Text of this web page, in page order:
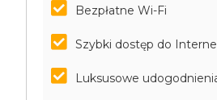
Bezpłatne Wi-Fi
Szybki dostęp do
Luksusowe